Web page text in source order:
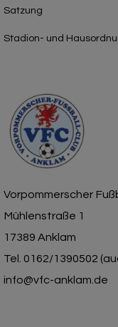
Satzung
Stadion- und
Vorpommerscher
Mühlenstraße 1
17389 Anklam
Tel. 0162/1390502
info@vfc-anklam.de